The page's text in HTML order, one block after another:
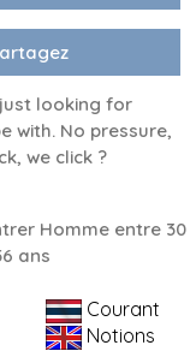
looking for
with. No pressure,
we click ?
Homme entre 30
ans
Courant
Notions